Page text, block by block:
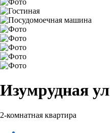
Изумрудная
2-комнатная квартира